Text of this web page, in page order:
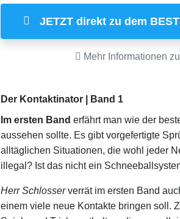
JETZT direkt zu dem
Mehr Informationen
Der Kontaktinator | Band 1
Im ersten Band erfährt man wie der
aussehen sollte. Es gibt vorgefertigte
alltäglichen Situationen, die wohl jeder
illegal? Ist das nicht ein
Herr Schlosserverrät im ersten Band
einem viele neue Kontakte bringen soll.